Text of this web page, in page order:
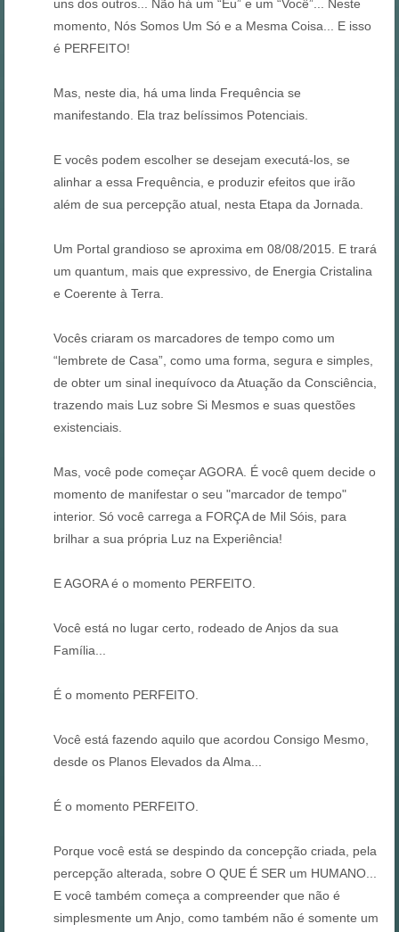
uns dos outros... Não há um “Eu” e um “Você”... Neste
momento, Nós Somos Um Só e a Mesma Coisa... E isso
é PERFEITO!
Mas, neste dia, há uma linda Frequência se
manifestando. Ela traz belíssimos Potenciais.
E vocês podem escolher se desejam executá-los, se
alinhar a essa Frequência, e produzir efeitos que irão
além de sua percepção atual, nesta Etapa da Jornada.
Um Portal grandioso se aproxima em 08/08/2015. E trará
um quantum, mais que expressivo, de Energia Cristalina
e Coerente à Terra.
Vocês criaram os marcadores de tempo como um
“lembrete de Casa”, como uma forma, segura e simples,
de obter um sinal inequívoco da Atuação da Consciência,
trazendo mais Luz sobre Si Mesmos e suas questões
existenciais.
Mas, você pode começar AGORA. É você quem decide o
momento de manifestar o seu "marcador de tempo"
interior. Só você carrega a FORÇA de Mil Sóis, para
brilhar a sua própria Luz na Experiência!
E AGORA é o momento PERFEITO.
Você está no lugar certo, rodeado de Anjos da sua
Família...
É o momento PERFEITO.
Você está fazendo aquilo que acordou Consigo Mesmo,
desde os Planos Elevados da Alma...
É o momento PERFEITO.
Porque você está se despindo da concepção criada, pela
percepção alterada, sobre O QUE É SER um HUMANO...
E você também começa a compreender que não é
simplesmente um Anjo, como também não é somente um